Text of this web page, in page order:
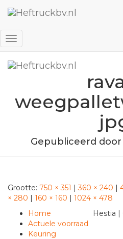
Favorieten
Inloggen
Navigatie
Gepubliceerd door
Grootte: 750 × 351 | 360 × 240 |
× 280 | 160 × 160 | 1024 × 478
Home
Actuele voorraad
Keuring
Hestia